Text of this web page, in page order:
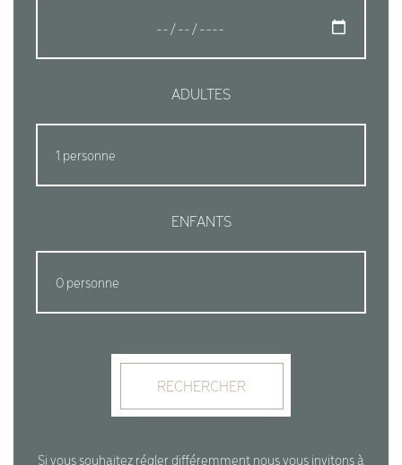
ADULTES
ENFANTS
RECHERCHER
Si vous souhaitez régler différemment nous vous invitons à